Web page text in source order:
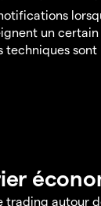
un certain
techniques sont
trading autour